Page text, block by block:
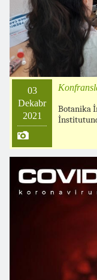
03
Dekabr
2021
Botanika